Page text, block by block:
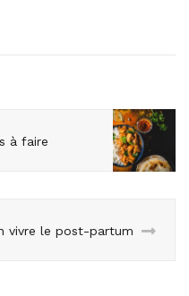
à faire
vivre le post-partum